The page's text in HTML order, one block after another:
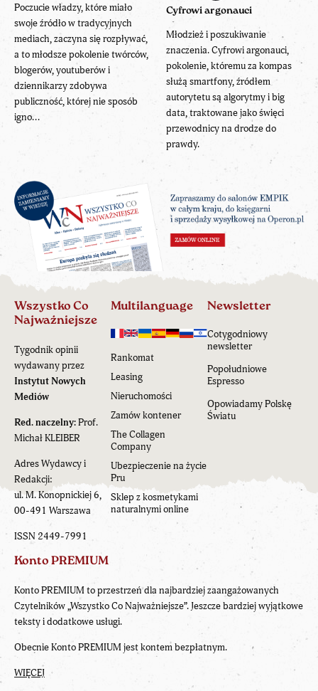
Poczucie władzy, które miało
swoje źródło w tradycyjnych
mediach, zaczyna się rozpływać,
a to młodsze pokolenie twórców,
blogerów, youtuberów i
dziennikarzy zdobywa
publiczność, której nie sposób
igno...
Cyfrowi argonauci
Młodzież i poszukiwanie
znaczenia. Cyfrowi argonauci,
pokolenie, któremu za kompas
służą smartfony, źródłem
autorytetu są algorytmy i big
data, traktowane jako święci
przewodnicy na drodze do
prawdy.
Wszystko Co
Najważniejsze
Tygodnik opinii
wydawany przez
Instytut Nowych
Mediów
Red. naczelny:Prof.
Michał KLEIBER
Adres Wydawcy i
Redakcji:
ul. M. Konopnickiej 6,
00-491 Warszawa
ISSN 2449-7991
Multilanguage
Rankomat
Leasing
Nieruchomości
Zamów kontener
The Collagen
Company
Ubezpieczenie na życie
Pru
Sklep z kosmetykami
naturalnymi online
Newsletter
Cotygodniowy
newsletter
Popołudniowe
Espresso
Opowiadamy Polskę
Światu
Konto PREMIUM
Konto PREMIUM to przestrzeń dla najbardziej zaangażowanych
Czytelników „Wszystko Co Najważniejsze”. Jeszcze bardziej wyjątkowe
teksty i dodatkowe usługi.
Obecnie Konto PREMIUM jest kontem bezpłatnym.
WIĘCEJ